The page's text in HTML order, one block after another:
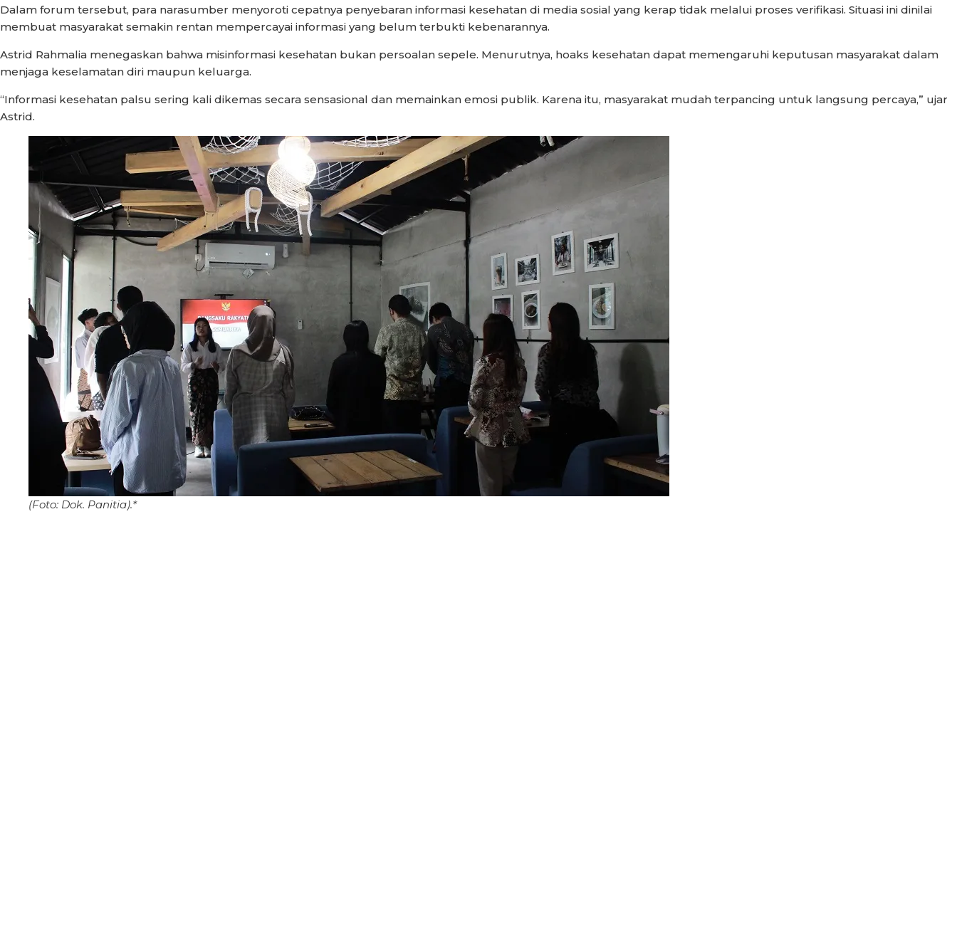
Dalam forum tersebut, para narasumber menyoroti cepatnya penyebaran informasi kesehatan di media sosial yang kerap tidak melalui proses verifikasi. Situasi ini dinilai
membuat masyarakat semakin rentan mempercayai informasi yang belum terbukti kebenarannya.
Astrid Rahmalia menegaskan bahwa misinformasi kesehatan bukan persoalan sepele. Menurutnya, hoaks kesehatan dapat memengaruhi keputusan masyarakat dalam
menjaga keselamatan diri maupun keluarga.
“Informasi kesehatan palsu sering kali dikemas secara sensasional dan memainkan emosi publik. Karena itu, masyarakat mudah terpancing untuk langsung percaya,” ujar
Astrid.
(Foto: Dok. Panitia).*